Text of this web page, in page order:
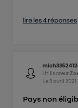
lire les 4 réponses
Utilisateur
Le 8 avril 2021
Pays non